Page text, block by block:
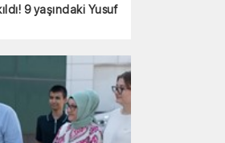
9 yaşındaki Yusuf